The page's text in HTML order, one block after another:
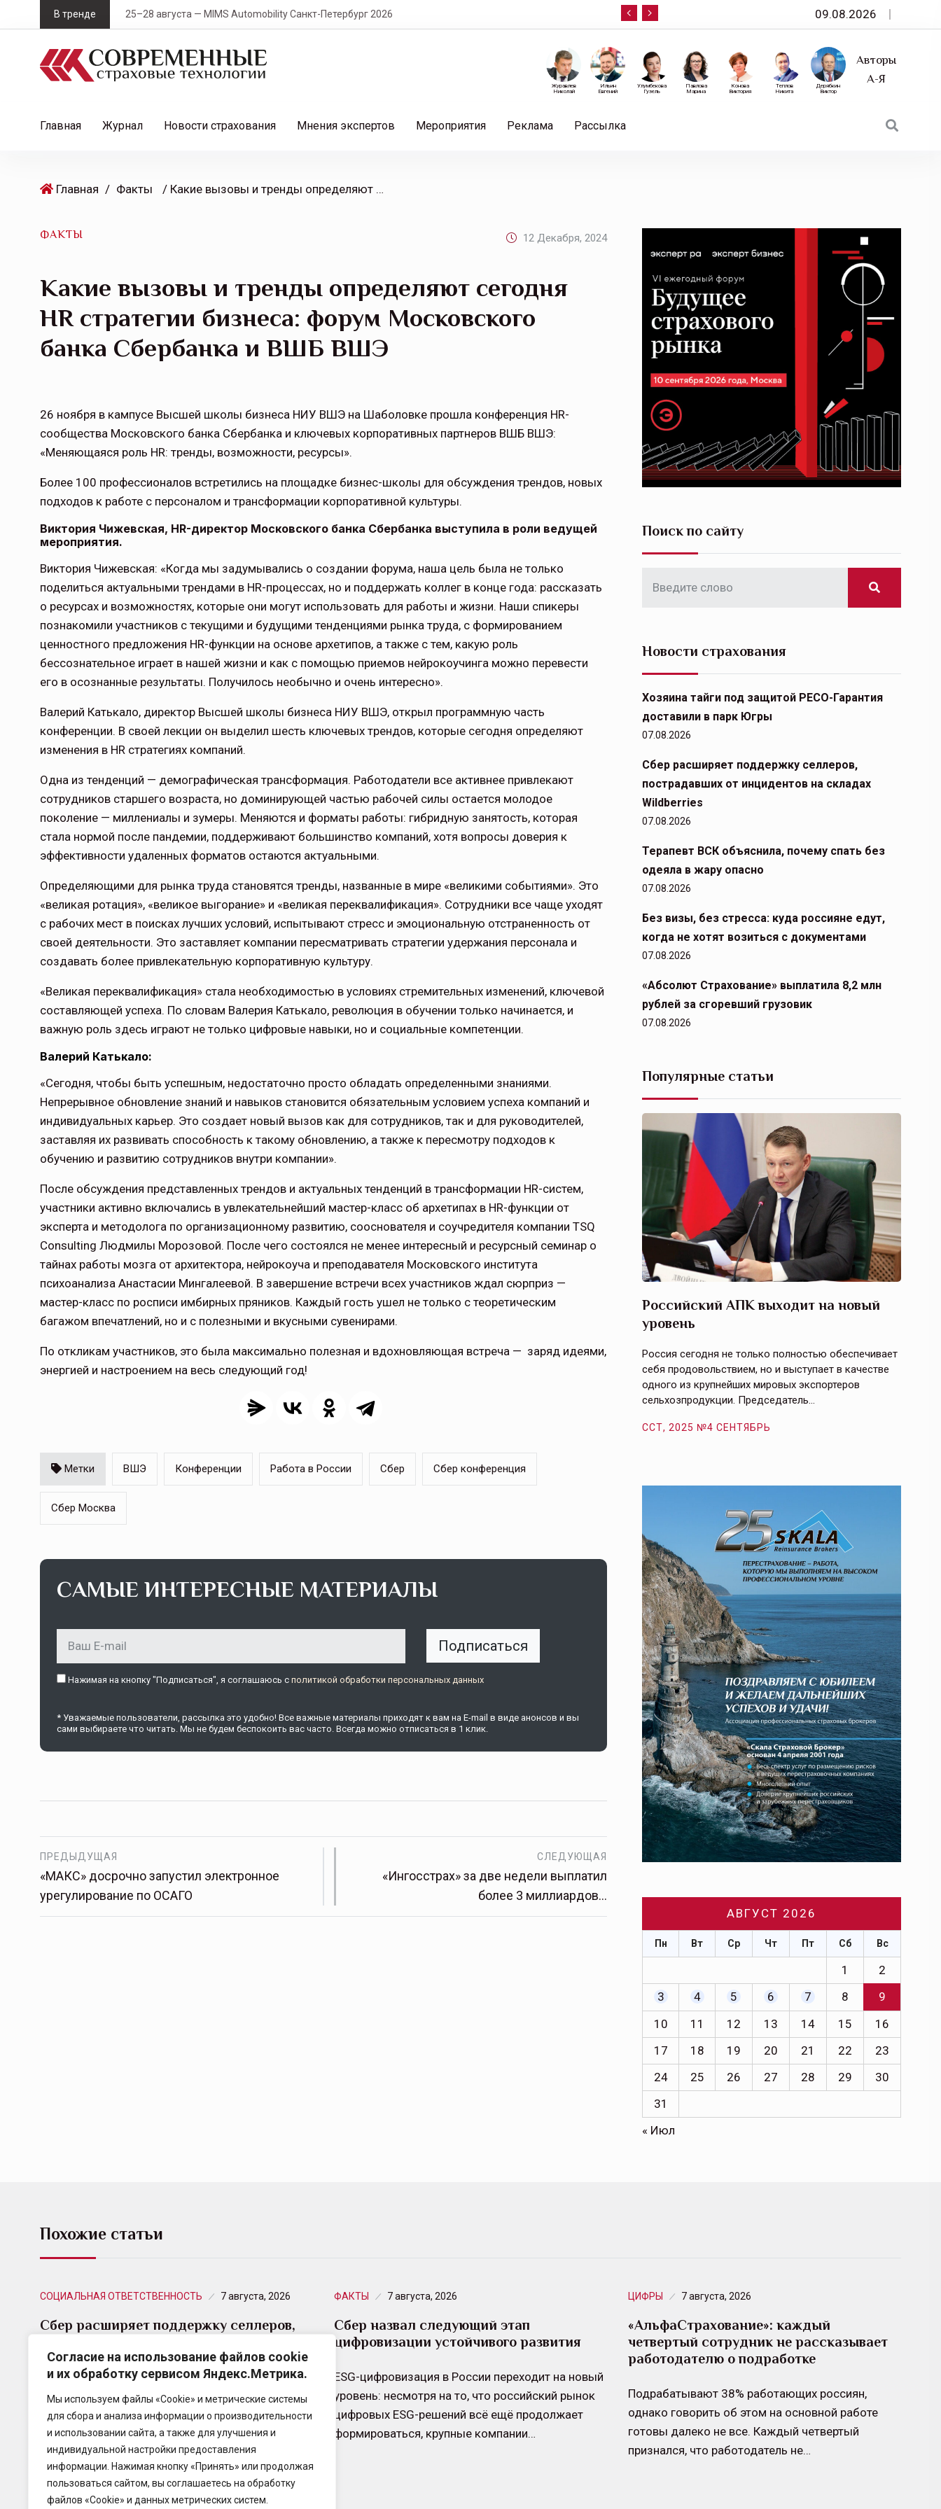
Согласие на использование файлов cookie
и их обработку сервисом Яндекс.Метрика.
Мы используем файлы «Cookie» и метрические системы
для сбора и анализа информации о производительности
и использовании сайта, а также для улучшения и
индивидуальной настройки предоставления
информации. Нажимая кнопку «Принять» или продолжая
пользоваться сайтом, вы соглашаетесь на обработку
файлов «Cookie» и данных метрических систем.
k
В тренде 25–28 августа — MIMS Automobility Санкт-Петербург 2026 10 сентября — «Эксперт РА» приглашает на
09.08.2026
Авторы
А-Я
Дерябкин
Виктор
Теплов
Никита
Конова
Виктория
Павлова
Марина
Улумбекова
Гузель
Ильин
Евгений
Журавлев
Николай
Главная Журнал Новости страхования Мнения экспертов Мероприятия Реклама Рассылка
Главная / Факты / Какие вызовы и тренды определяют сегодня HR стратегии бизнеса: форум Московского банка Сбербанка и ВШБ ВШЭ
ФАКТЫ 12 Декабря, 2024
Какие вызовы и тренды определяют сегодня
HR стратегии бизнеса: форум Московского
банка Сбербанка и ВШБ ВШЭ
26 ноября в кампусе Высшей школы бизнеса НИУ ВШЭ на Шаболовке прошла конференция HR-
сообщества Московского банка Сбербанка и ключевых корпоративных партнеров ВШБ ВШЭ:
«Меняющаяся роль HR: тренды, возможности, ресурсы».
Более 100 профессионалов встретились на площадке бизнес-школы для обсуждения трендов, новых
подходов к работе с персоналом и трансформации корпоративной культуры.
Виктория Чижевская, HR-директор Московского банка Сбербанка выступила в роли ведущей
мероприятия.
Виктория Чижевская: «Когда мы задумывались о создании форума, наша цель была не только
поделиться актуальными трендами в HR-процессах, но и поддержать коллег в конце года: рассказать
о ресурсах и возможностях, которые они могут использовать для работы и жизни. Наши спикеры
познакомили участников с текущими и будущими тенденциями рынка труда, с формированием
ценностного предложения HR-функции на основе архетипов, а также с тем, какую роль
бессознательное играет в нашей жизни и как с помощью приемов нейрокоучинга можно перевести
его в осознанные результаты. Получилось необычно и очень интересно».
Валерий Катькало, директор Высшей школы бизнеса НИУ ВШЭ, открыл программную часть
конференции. В своей лекции он выделил шесть ключевых трендов, которые сегодня определяют
изменения в HR стратегиях компаний.
Одна из тенденций — демографическая трансформация. Работодатели все активнее привлекают
сотрудников старшего возраста, но доминирующей частью рабочей силы остается молодое
поколение — миллениалы и зумеры. Меняются и форматы работы: гибридную занятость, которая
стала нормой после пандемии, поддерживают большинство компаний, хотя вопросы доверия к
эффективности удаленных форматов остаются актуальными.
Определяющими для рынка труда становятся тренды, названные в мире «великими событиями». Это
«великая ротация», «великое выгорание» и «великая переквалификация». Сотрудники все чаще уходят
с рабочих мест в поисках лучших условий, испытывают стресс и эмоциональную отстраненность от
своей деятельности. Это заставляет компании пересматривать стратегии удержания персонала и
создавать более привлекательную корпоративную культуру.
«Великая переквалификация» стала необходимостью в условиях стремительных изменений, ключевой
составляющей успеха. По словам Валерия Катькало, революция в обучении только начинается, и
важную роль здесь играют не только цифровые навыки, но и социальные компетенции.
Валерий Катькало:
«Сегодня, чтобы быть успешным, недостаточно просто обладать определенными знаниями.
Непрерывное обновление знаний и навыков становится обязательным условием успеха компаний и
индивидуальных карьер. Это создает новый вызов как для сотрудников, так и для руководителей,
заставляя их развивать способность к такому обновлению, а также к пересмотру подходов к
обучению и развитию сотрудников внутри компании».
После обсуждения представленных трендов и актуальных тенденций в трансформации HR-систем,
участники активно включались в увлекательнейший мастер-класс об архетипах в HR-функции от
эксперта и методолога по организационному развитию, сооснователя и соучредителя компании TSQ
Consulting Людмилы Морозовой. После чего состоялся не менее интересный и ресурсный семинар о
тайнах работы мозга от архитектора, нейрокоуча и преподавателя Московского института
психоанализа Анастасии Мингалеевой. В завершение встречи всех участников ждал сюрприз —
мастер-класс по росписи имбирных пряников. Каждый гость ушел не только с теоретическим
багажом впечатлений, но и с полезными и вкусными сувенирами.
По откликам участников, это была максимально полезная и вдохновляющая встреча — заряд идеями,
энергией и настроением на весь следующий год!
Метки ВШЭ Конференции Работа в России Сбер Сбер конференция
Сбер Москва
САМЫЕ ИНТЕРЕСНЫЕ МАТЕРИАЛЫ
Подписаться
Нажимая на кнопку "Подписаться", я соглашаюсь c политикой обработки персональных данных
* Уважаемые пользователи, рассылка это удобно! Все важные материалы приходят к вам на E-mail в виде анонсов и вы
сами выбираете что читать. Мы не будем беспокоить вас часто. Всегда можно отписаться в 1 клик.
ПРЕДЫДУЩАЯ
«МАКС» досрочно запустил электронное
урегулирование по ОСАГО
СЛЕДУЮЩАЯ
«Ингосстрах» за две недели выплатил
более 3 миллиардов…
Поиск по сайту
Новости страхования
Хозяина тайги под защитой РЕСО-Гарантия
доставили в парк Югры
07.08.2026
Сбер расширяет поддержку селлеров,
пострадавших от инцидентов на складах
Wildberries
07.08.2026
Терапевт ВСК объяснила, почему спать без
одеяла в жару опасно
07.08.2026
Без визы, без стресса: куда россияне едут,
когда не хотят возиться с документами
07.08.2026
«Абсолют Страхование» выплатила 8,2 млн
рублей за сгоревший грузовик
07.08.2026
Популярные статьи
Тамбов — под страховой защитой
сельскохозяйственный регион с историческими
традициями выращивания агрокультур, но и зона
ОСАГО требует переосмысления
рынка в России является одним из наиболее
Российский АПК выходит на новый
уровень
Россия сегодня не только полностью обеспечивает
себя продовольствием, но и выступает в качестве
одного из крупнейших мировых экспортеров
сельхозпродукции. Председатель…
ССТ, 2025 №4 СЕНТЯБРЬ
АВГУСТ 2026
Пн Вт Ср Чт Пт Сб Вс
1
2
3
4 5 6 7 8
9
10
11 12 13 14 15
16
17
18 19 20 21 22
23
24
25 26 27 28 29
30
31
« Июл
Похожие статьи
СОЦИАЛЬНАЯ ОТВЕТСТВЕННОСТЬ 7 августа, 2026
Сбер расширяет поддержку селлеров,
складах…
Сбер объявляет о расширении пакета поддержки
предпринимателей, чьи товары и бизнес
пострадали в результате инцидентов на складах
Wildberries.
ФАКТЫ 7 августа, 2026
Сбер назвал следующий этап
цифровизации устойчивого развития
ESG-цифровизация в России переходит на новый
уровень: несмотря на то, что российский рынок
цифровых ESG-решений всё ещё продолжает
формироваться, крупные компании…
ЦИФРЫ 7 августа, 2026
«АльфаСтрахование»: каждый
четвертый сотрудник не рассказывает
работодателю о подработке
Подрабатывают 38% работающих россиян,
однако говорить об этом на основной работе
готовы далеко не все. Каждый четвертый
признался, что работодатель не…